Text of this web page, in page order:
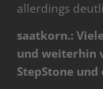
allerdings
saatkorn.:
und weiterhin
StepStone